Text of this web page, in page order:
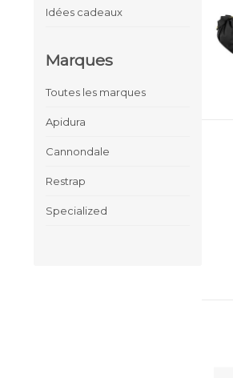
Idées cadeaux
Marques
Toutes les marques
Apidura
Cannondale
Restrap
Specialized